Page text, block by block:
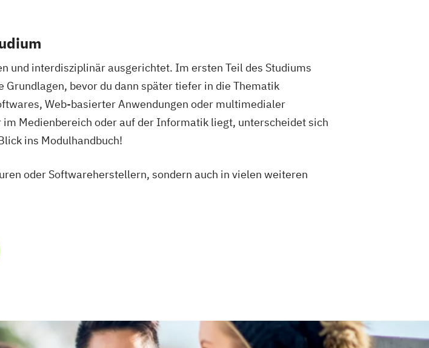
und interdisziplinär ausgerichtet. Im ersten Teil des Studiums
bevor du dann später tiefer in die Thematik
Web-basierter Anwendungen oder multimedialer
Medienbereich oder auf der Informatik liegt, unterscheidet sich
ins Modulhandbuch!
oder Softwareherstellern, sondern auch in vielen weiteren